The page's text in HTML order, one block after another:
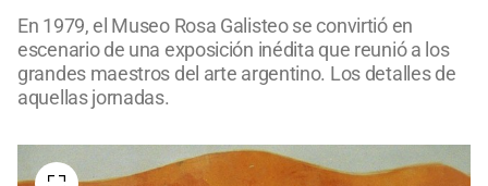
En 1979, el Museo Rosa Galisteo se convirtió en
escenario de una exposición inédita que reunió a los
grandes maestros del arte argentino. Los detalles de
aquellas jornadas.